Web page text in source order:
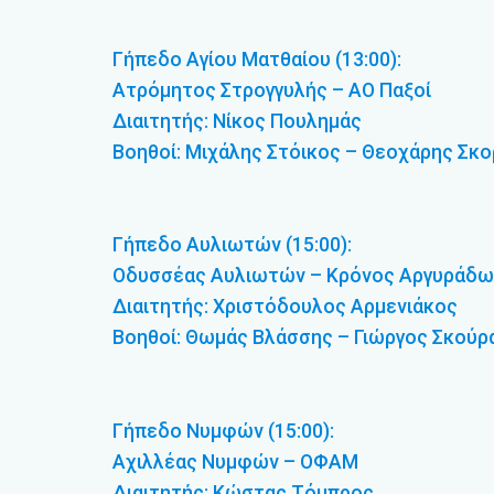
Γήπεδο Αγίου Ματθαίου (13:00):
Ατρόμητος Στρογγυλής – ΑΟ Παξοί
Διαιτητής: Νίκος Πουλημάς
Βοηθοί: Μιχάλης Στόικος – Θεοχάρης
Γήπεδο Αυλιωτών (15:00):
Οδυσσέας Αυλιωτών – Κρόνος
Διαιτητής: Χριστόδουλος Αρμενιάκος
Βοηθοί: Θωμάς Βλάσσης – Γιώργος
Γήπεδο Νυμφών (15:00):
Αχιλλέας Νυμφών – ΟΦΑΜ